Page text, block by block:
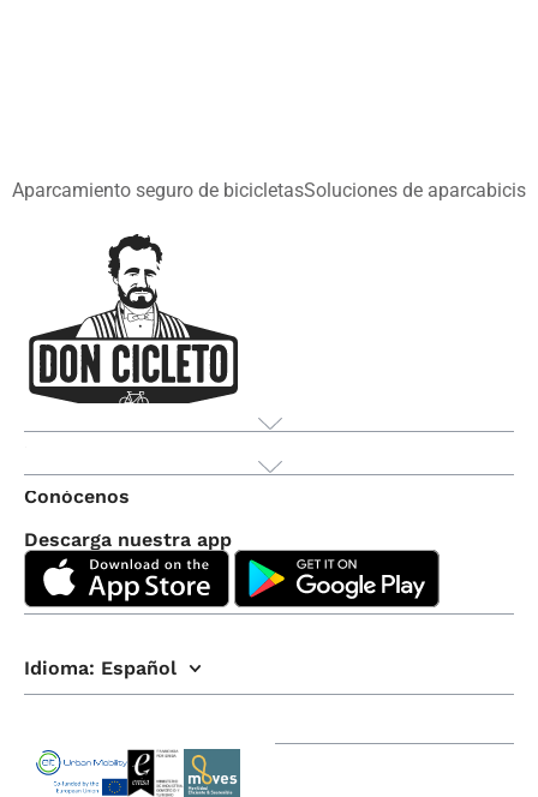
Aparcamiento seguro de bicicletasSoluciones de aparcabicis
Conócenos
Descarga nuestra app
Idioma: Español